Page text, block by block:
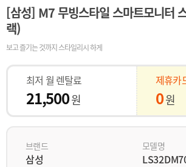
[삼성] M7 무빙스타일 스마트모니터
랙)
보고 즐기는 것까지 스타일리시 하게
최저 월 렌탈료
21,500원
제휴카
0원
브랜드
삼성
모델명